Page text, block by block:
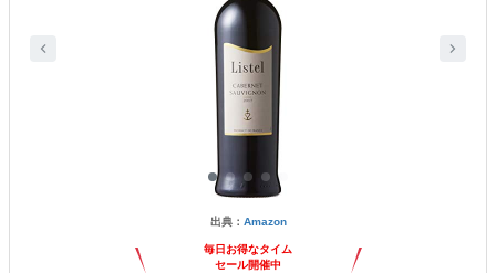
出典： Amazon
毎日お得なタイム
セール開催中